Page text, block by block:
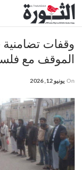
وقفات تضامنية
الموقف مع
On يونيو 12, 2026